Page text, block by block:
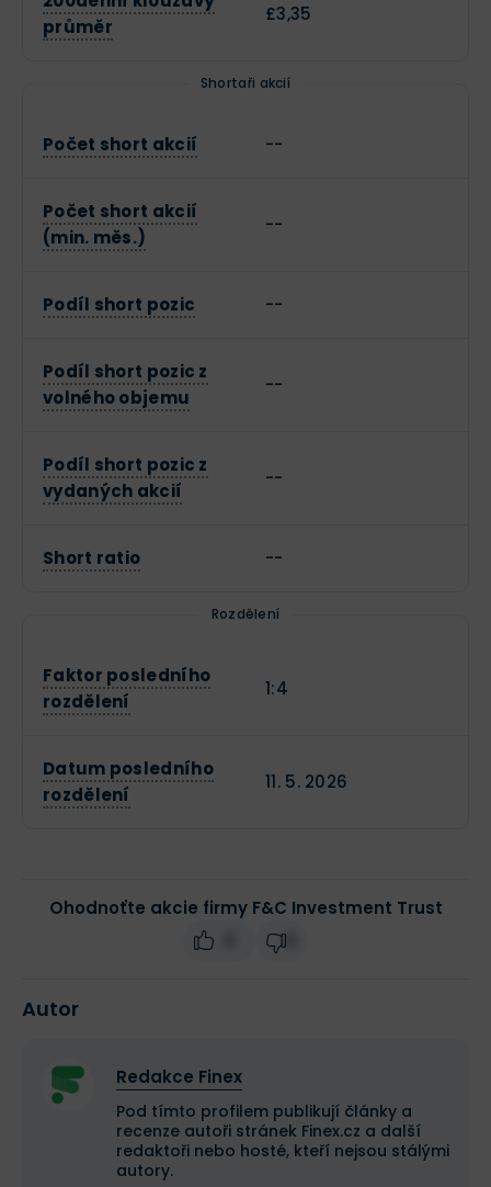
průměr
£3,35
Shortaři akcií
Počet short akcií --
Počet short akcií
(min. měs.)
--
Podíl short pozic --
Podíl short pozic z
volného objemu
--
Podíl short pozic z
vydaných akcií
--
Short ratio --
Rozdělení
Faktor posledního
rozdělení
1:4
Datum posledního
rozdělení
11. 5. 2026
Ohodnoťte akcie firmy F&C Investment Trust
Autor
Redakce Finex
Pod tímto profilem publikují články a
recenze autoři stránek Finex.cz a další
redaktoři nebo hosté, kteří nejsou stálými
autory.